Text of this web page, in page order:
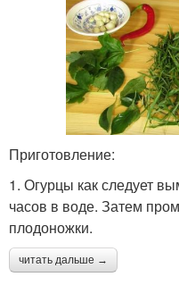
Приготовление:
1. Огурцы как следует
часов в воде. Затем
плодоножки.
читать дальше →